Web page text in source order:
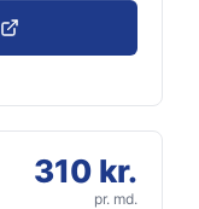
310 kr.
pr. md.